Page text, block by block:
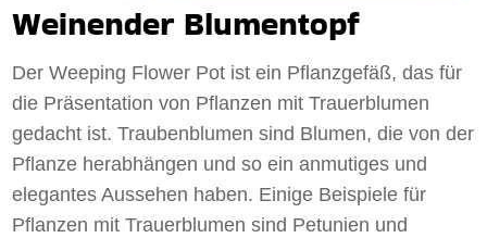
Weinender Blumentopf
Der Weeping Flower Pot ist ein Pflanzgefäß, das für
die Präsentation von Pflanzen mit Trauerblumen
gedacht ist. Traubenblumen sind Blumen, die von der
Pflanze herabhängen und so ein anmutiges und
elegantes Aussehen haben. Einige Beispiele für
Pflanzen mit Trauerblumen sind Petunien und